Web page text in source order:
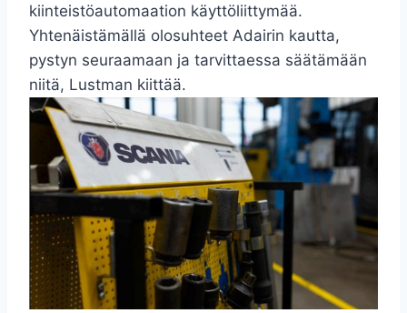
kiinteistöautomaation käyttöliittymää.
Yhtenäistämällä olosuhteet Adairin kautta,
pystyn seuraamaan ja tarvittaessa säätämään
niitä, Lustman kiittää.